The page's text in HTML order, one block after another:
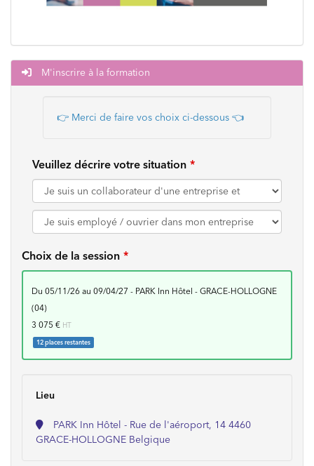
M'inscrire à la formation
👉 Merci de faire vos choix ci-dessous 👈
Veuillez décrire votre situation
Choix de la session
du 05/11/26 au 09/04/27 - PARK Inn Hôtel - GRACE-HOLLOGNE
(04)
3 075 € HT
12 places restantes
Lieu
GRACE-HOLLOGNE Belgique